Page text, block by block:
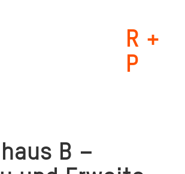
R +
P
B –